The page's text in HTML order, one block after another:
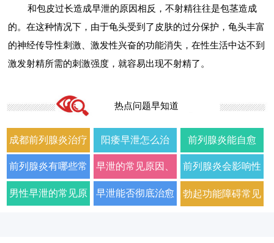
和包皮过长造成早泄的原因相反，不射精往往是包茎造成
的。在这种情况下，由于龟头受到了皮肤的过分保护，龟头丰富
的神经传导性刺激、激发性兴奋的功能消失，在性生活中达不到
激发射精所需的刺激强度，就容易出现不射精了。
热点问题早知道
成都前列腺炎治疗
哪家男科医院好
2026年口碑推荐
阳痿早泄怎么治
疗？2026年男科专
家详解病因与科学
前列腺炎能自愈
吗？2026年科学治
疗方法与日常护理
前列腺炎有哪些常
见症状以及如何科
早泄的常见原因、
症状及改善方法全
前列腺炎会影响性
生活质量和性功能
男性早泄的常见原 早泄能否彻底治愈 勃起功能障碍常见